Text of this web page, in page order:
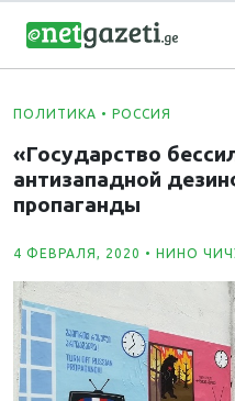
ПОЛИТИКА • РОССИЯ
«Государство
антизападной
пропаганды
4 ФЕВРАЛЯ, 2020 • НИНО